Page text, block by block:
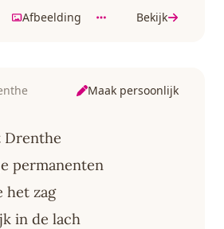
Afbeelding Bekijk
Maak persoonlijk
Drenthe
permanenten
het zag
in de lach